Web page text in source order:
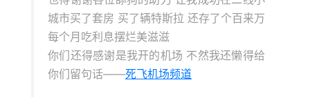
城市买了套房 买了辆特斯拉 还存了个百来万
每个月吃利息摆烂美滋滋
你们还得感谢是我开的机场 不然我还懒得给
你们留句话——死飞机场频道